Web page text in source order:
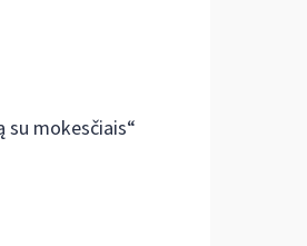
su mokesčiais“